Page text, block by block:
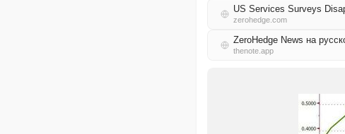
US Services Surveys
zerohedge.com
ZeroHedge News на
thenote.app